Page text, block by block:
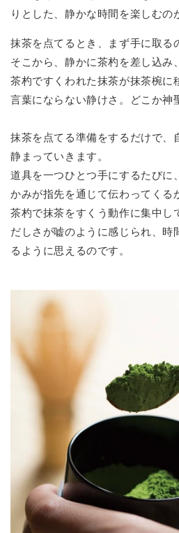
りとした、静かな時間を楽しむの
抹茶を点てるとき、まず手に取る
そこから、静かに茶杓を差し込み
茶杓ですくわれた抹茶が抹茶椀に
言葉にならない静けさ。どこか神
抹茶を点てる準備をするだけで、
静まっていきます。
道具を一つひとつ手にするたびに
かみが指先を通じて伝わってくる
茶杓で抹茶をすくう動作に集中し
だしさが嘘のように感じられ、時
るように思えるのです。